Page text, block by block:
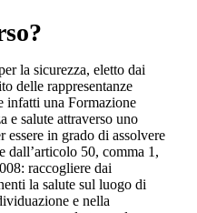
la sicurezza, eletto dai
delle rappresentanze
infatti una Formazione
e salute attraverso uno
in grado di assolvere
dall’articolo 50, comma 1,
raccogliere dai
la salute sul luogo di
e nella